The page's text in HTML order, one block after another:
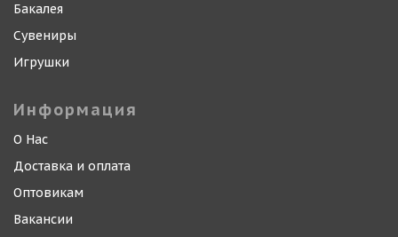
Бакалея
Сувениры
Игрушки
Информация
О Нас
Доставка и оплата
Оптовикам
Вакансии